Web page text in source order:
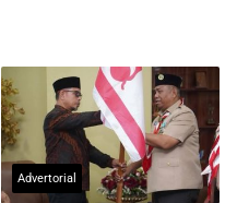
Advertorial